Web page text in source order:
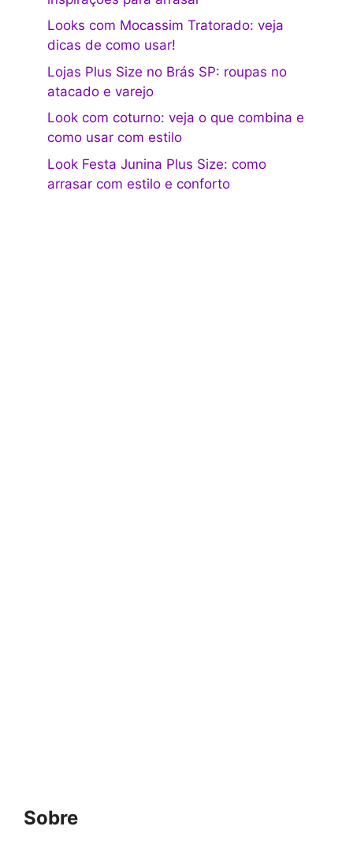
Looks com Mocassim Tratorado: veja
dicas de como usar!
Lojas Plus Size no Brás SP: roupas no
atacado e varejo
Look com coturno: veja o que combina e
como usar com estilo
Look Festa Junina Plus Size: como
arrasar com estilo e conforto
Sobre